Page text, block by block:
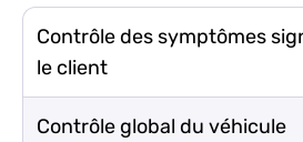
Contrôle des symptômes
le client
Contrôle global du véhicule